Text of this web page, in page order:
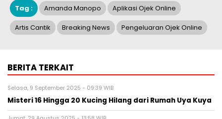
Tag : Amanda Manopo Aplikasi Ojek Online
Artis Cantik Breaking News Pengeluaran Ojek Online
BERITA TERKAIT
Selasa, 9 September 2025 - 09:39 WIB
Misteri 16 Hingga 20 Kucing Hilang dari Rumah Uya Kuya